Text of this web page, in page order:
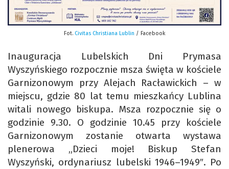
Fot. Civitas Christiana Lublin / Facebook
Inauguracja Lubelskich Dni Prymasa
Wyszyńskiego rozpocznie msza święta w kościele
Garnizonowym przy Alejach Racławickich – w
miejscu, gdzie 80 lat temu mieszkańcy Lublina
witali nowego biskupa. Msza rozpocznie się o
godzinie 9.30. O godzinie 10.45 przy kościele
Garnizonowym zostanie otwarta wystawa
plenerowa „Dzieci moje! Biskup Stefan
Wyszyński, ordynariusz lubelski 1946–1949″. Po